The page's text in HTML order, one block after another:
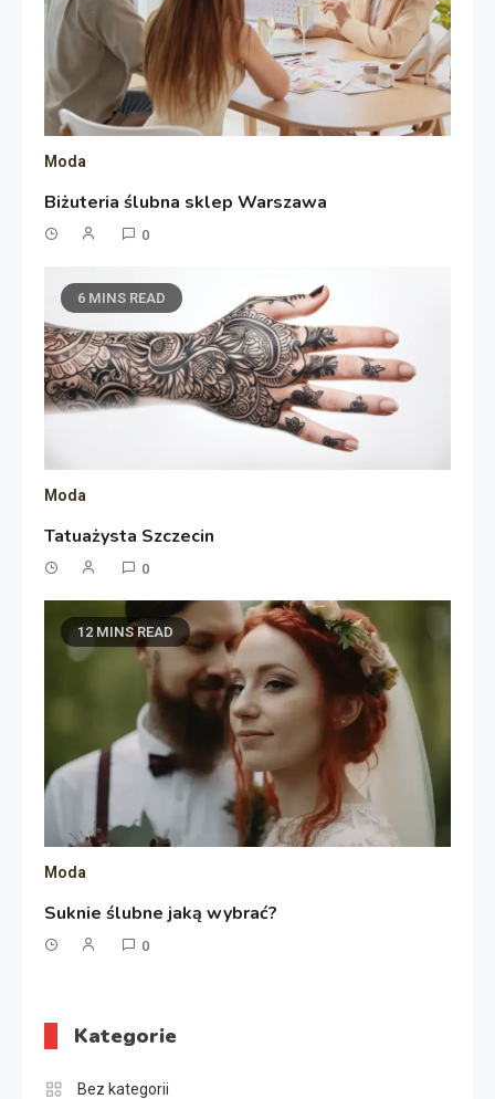
Moda
Biżuteria ślubna sklep Warszawa
0
6 MINS READ
Moda
Tatuażysta Szczecin
0
12 MINS READ
Moda
Suknie ślubne jaką wybrać?
0
Kategorie
Bez kategorii